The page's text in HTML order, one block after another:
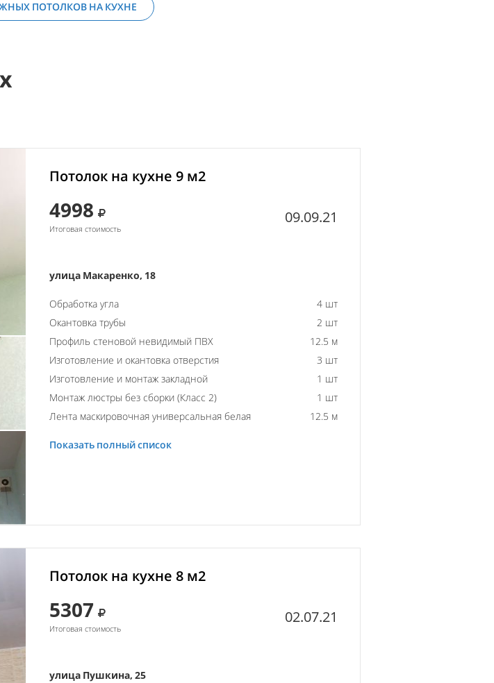
ПОТОЛКОВ НА КУХНЕ
Потолок на кухне 9 м2
4998
Итоговая стоимость
09.09.21
улица Макаренко, 18
Обработка угла
4 шт
Окантовка трубы
2 шт
Профиль стеновой невидимый ПВХ
12.5 м
Изготовление и окантовка отверстия
3 шт
Изготовление и монтаж закладной
1 шт
Монтаж люстры без сборки (Класс 2)
1 шт
Лента маскировочная универсальная белая
12.5 м
Показать полный список
Потолок на кухне 8 м2
5307
Итоговая стоимость
02.07.21
улица Пушкина, 25